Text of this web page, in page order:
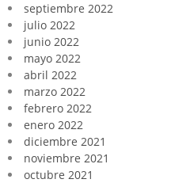
septiembre 2022
julio 2022
junio 2022
mayo 2022
abril 2022
marzo 2022
febrero 2022
enero 2022
diciembre 2021
noviembre 2021
octubre 2021